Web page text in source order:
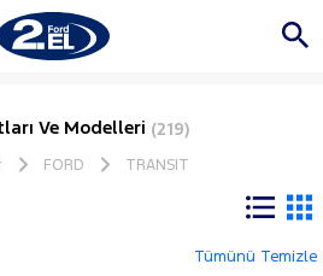
Ve Modelleri (219)
FORD TRANSIT
Tümünü Temizle